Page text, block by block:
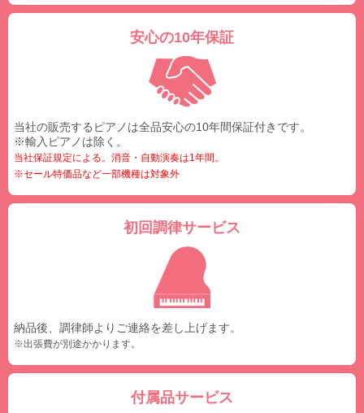
安心の10年保証
当社の販売するピアノは全品安心の10年間保証付きです。
※輸入ピアノは除く。
当社保証規定による。消音・自動演奏は1年間。
※セール特価品など一部機種は対象外
初回調律サービス
納品後、調律師よりご連絡を差し上げます。
※出張費が別途かかります。
付属品サービス